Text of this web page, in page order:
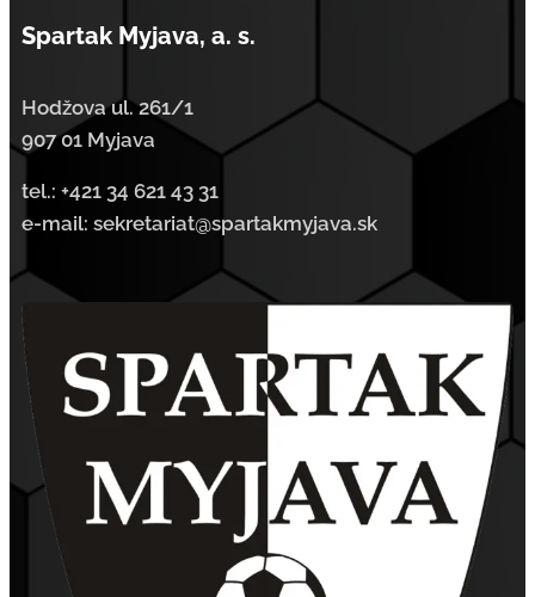
Spartak Myjava, a. s.
Hodžova ul. 261/1
907 01 Myjava
tel.: +421 34 621 43 31
e-mail: sekretariat@spartakmyjava.sk